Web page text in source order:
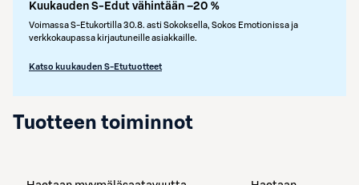
Kuukauden S-Edut vähintään –20 %
Voimassa S-Etukortilla 30.8. asti Sokoksella, Sokos Emotionissa ja
verkkokaupassa kirjautuneille asiakkaille.
Katso kuukauden S-Etutuotteet
Tuotteen toiminnot